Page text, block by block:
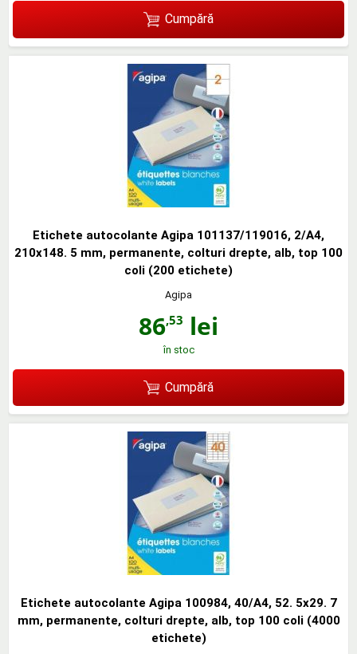
Cumpără
Etichete autocolante Agipa 101137/119016, 2/A4,
210x148. 5 mm, permanente, colturi drepte, alb, top 100
coli (200 etichete)
Agipa
86,53 lei
în stoc
Cumpără
Etichete autocolante Agipa 100984, 40/A4, 52. 5x29. 7
mm, permanente, colturi drepte, alb, top 100 coli (4000
etichete)